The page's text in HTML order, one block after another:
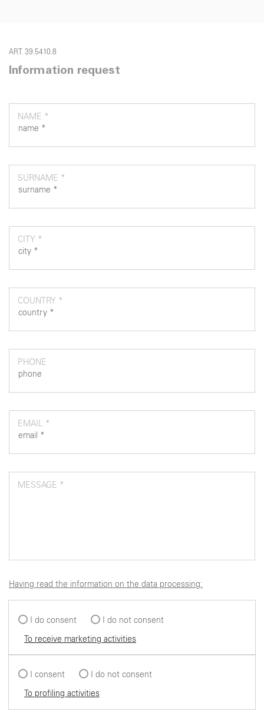
ART. 39.5410.8
Information request
NAME *
SURNAME *
CITY *
COUNTRY *
PHONE
EMAIL *
MESSAGE *
Having read the information on the data processing:
I do consent
I do not consent
To receive marketing activities
I consent
I do not consent
To profiling activities